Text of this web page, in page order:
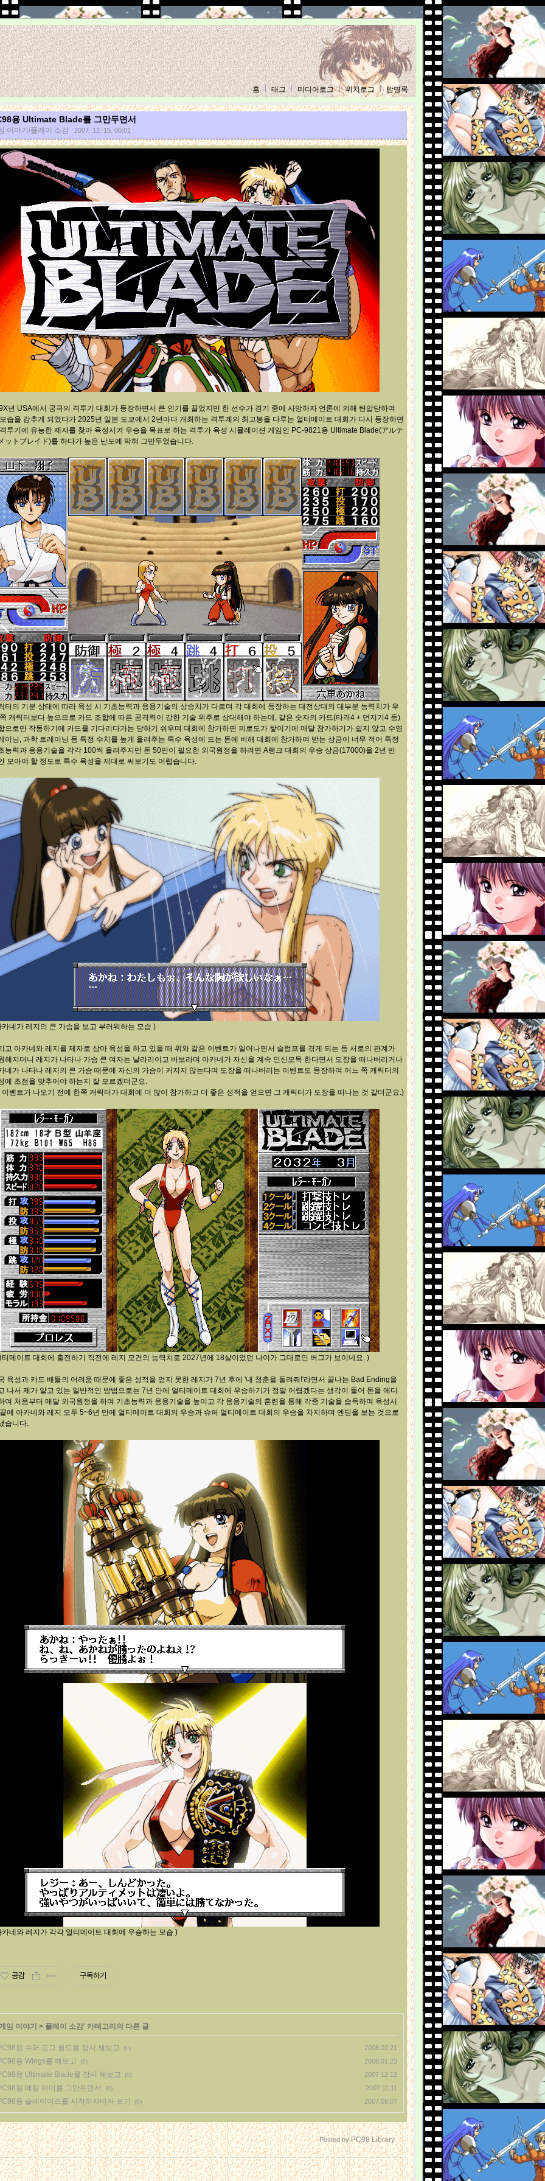
홈 태그 미디어로그 위치로그 방명록
용 Ultimate Blade를 그만두면서
이야기/플레이 소감 2007. 12. 15. 06:01
년 USA에서 궁극의 격투기 대회가 등장하면서 큰 인기를 끌었지만 한 선수가 경기 중에 사망하자 언론에 의해 탄압당하여
습을 감추게 되었다가 2025년 일본 도쿄에서 2년마다 개최하는 격투계의 최고봉을 다루는 얼티메이트 대회가 다시 등장하면
투기에 유능한 제자를 찾아 육성시켜 우승을 목표로 하는 격투가 육성 시뮬레이션 게임인 PC-9821용 Ultimate Blade(アルテ
ットブレイド)를 하다가 높은 난도에 막혀 그만두었습니다.
터의 기분 상태에 따라 육성 시 기초능력과 응용기술의 상승치가 다르며 각 대회에 등장하는 대전상대의 대부분 능력치가 우
캐릭터보다 높으므로 카드 조합에 따른 공격력이 강한 기술 위주로 상대해야 하는데, 같은 숫자의 카드(타격4 + 던지기4 등)
으로만 작동하기에 카드를 기다리다가는 당하기 쉬우며 대회에 참가하면 피로도가 쌓이기에 매달 참가하기가 쉽지 않고 수영
이닝, 과학 트레이닝 등 특정 수치를 높게 올려주는 특수 육성에 드는 돈에 비해 대회에 참가하여 받는 상금이 너무 적어 특정
능력과 응용기술을 각각 100씩 올려주지만 돈 50만이 필요한 외국원정을 하려면 A랭크 대회의 우승 상금(17000)을 2년 반
모아야 할 정도로 특수 육성을 제대로 써보기도 어렵습니다.
카네가 레지의 큰 가슴을 보고 부러워하는 모습 )
고 아카네와 레지를 제자로 삼아 육성을 하고 있을 때 위와 같은 이벤트가 일어나면서 슬럼프를 겪게 되는 등 서로의 관계가
해지더니 레지가 나타나 가슴 큰 여자는 날라리이고 바보라며 아카네가 자신을 계속 인신모독 한다면서 도장을 떠나버리거나
네가 나타나 레지의 큰 가슴 때문에 자신의 가슴이 커지지 않는다며 도장을 떠나버리는 이벤트도 등장하여 어느 쪽 캐릭터의
에 초점을 맞추어야 하는지 잘 모르겠더군요.
이벤트가 나오기 전에 한쪽 캐릭터가 대회에 더 많이 참가하고 더 좋은 성적을 얻으면 그 캐릭터가 도장을 떠나는 것 같더군요.)
티메이트 대회에 출전하기 직전에 레지 모건의 능력치로 2027년에 18살이었던 나이가 그대로인 버그가 보이네요. )
육성과 카드 배틀의 어려움 때문에 좋은 성적을 얻지 못한 레지가 7년 후에 '내 청춘을 돌려줘!'라면서 끝나는 Bad Ending을
나서 제가 알고 있는 일반적인 방법으로는 7년 안에 얼티메이트 대회에 우승하기가 정말 어렵겠다는 생각이 들어 돈을 에디
여 처음부터 매달 외국원정을 하여 기초능력과 응용기술을 높이고 각 응용기술의 훈련을 통해 각종 기술을 습득하며 육성시
에 아카네와 레지 모두 5~6년 만에 얼티메이트 대회의 우승과 슈퍼 얼티메이트 대회의 우승을 차지하며 엔딩을 보는 것으로
습니다.
카네와 레지가 각각 얼티메이트 대회에 우승하는 모습 )
공감 구독하기
임 이야기 > 플레이 소감' 카테고리의 다른 글
용 슈퍼 도그 월드를 잠시 해보고 (0) 2008.02.21
용 Wings를 해보고 (0) 2008.01.23
용 Ultimate Blade를 잠시 해보고 (0) 2007.12.12
용 메탈 아이를 그만두면서 (0) 2007.11.11
용 슬레이어즈를 시작하자마자 포기 (0) 2007.09.07
Posted byPC98 Library